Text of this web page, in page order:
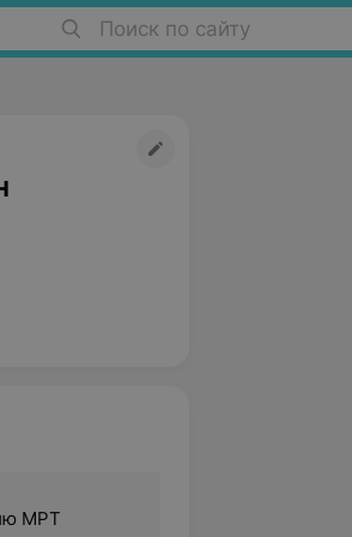
Поиск по сайту
МРТ